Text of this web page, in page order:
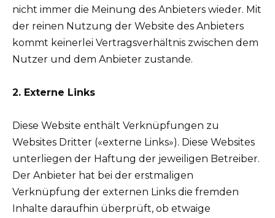
nicht immer die Meinung des Anbieters wieder. Mit
der reinen Nutzung der Website des Anbieters
kommt keinerlei Vertragsverhältnis zwischen dem
Nutzer und dem Anbieter zustande.
2. Externe Links
Diese Website enthält Verknüpfungen zu
Websites Dritter («externe Links»). Diese Websites
unterliegen der Haftung der jeweiligen Betreiber.
Der Anbieter hat bei der erstmaligen
Verknüpfung der externen Links die fremden
Inhalte daraufhin überprüft, ob etwaige